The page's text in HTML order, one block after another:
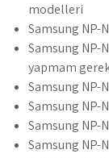
modelleri
Samsung NP-
Samsung NP-
yapmam
Samsung NP-
Samsung NP-
Samsung NP-
Samsung NP-